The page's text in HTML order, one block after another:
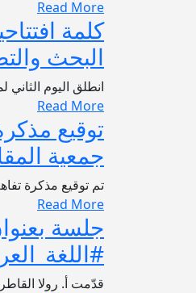
Read More
كلمة
البحث
انطلق اليوم
Read More
توقيع
جمعية
تم توقيع مذكرة
Read More
جلسة
#اللغة_العربية”
قدّمت أ. رولا